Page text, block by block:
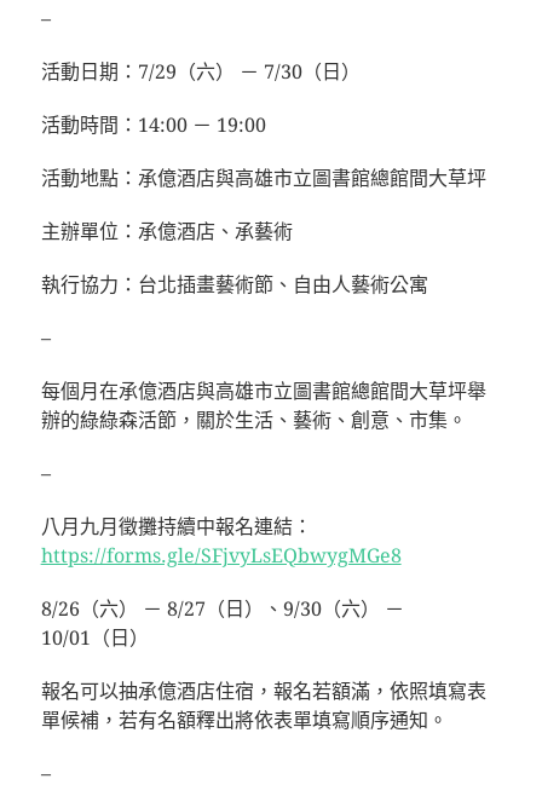
–
活動日期：7/29（六） － 7/30（日）
活動時間：14:00 － 19:00
活動地點：承億酒店與高雄市立圖書館總館間大草坪
主辦單位：承億酒店、承藝術
執行協力：台北插畫藝術節、自由人藝術公寓
–
每個月在承億酒店與高雄市立圖書館總館間大草坪舉
辦的綠綠森活節，關於生活、藝術、創意、市集。
–
八月九月徵攤持續中報名連結：
https://forms.gle/SFjvyLsEQbwygMGe8
8/26（六） － 8/27（日）、9/30（六） －
10/01（日）
報名可以抽承億酒店住宿，報名若額滿，依照填寫表
單候補，若有名額釋出將依表單填寫順序通知。
–